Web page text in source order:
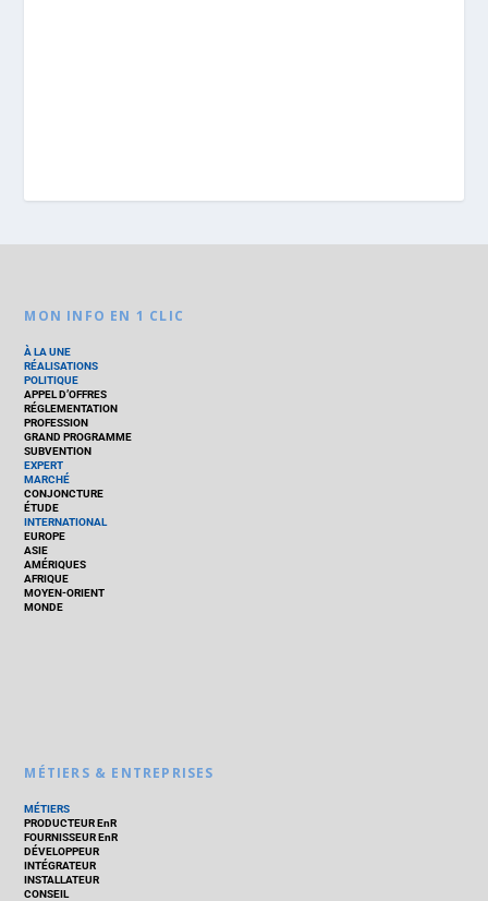
MON INFO EN 1 CLIC
À LA UNE
RÉALISATIONS
POLITIQUE
APPEL D’OFFRES
RÉGLEMENTATION
PROFESSION
GRAND PROGRAMME
SUBVENTION
EXPERT
MARCHÉ
CONJONCTURE
ÉTUDE
INTERNATIONAL
EUROPE
ASIE
AMÉRIQUES
AFRIQUE
MOYEN-ORIENT
MONDE
MÉTIERS & ENTREPRISES
MÉTIERS
PRODUCTEUR EnR
FOURNISSEUR EnR
DÉVELOPPEUR
INTÉGRATEUR
INSTALLATEUR
CONSEIL